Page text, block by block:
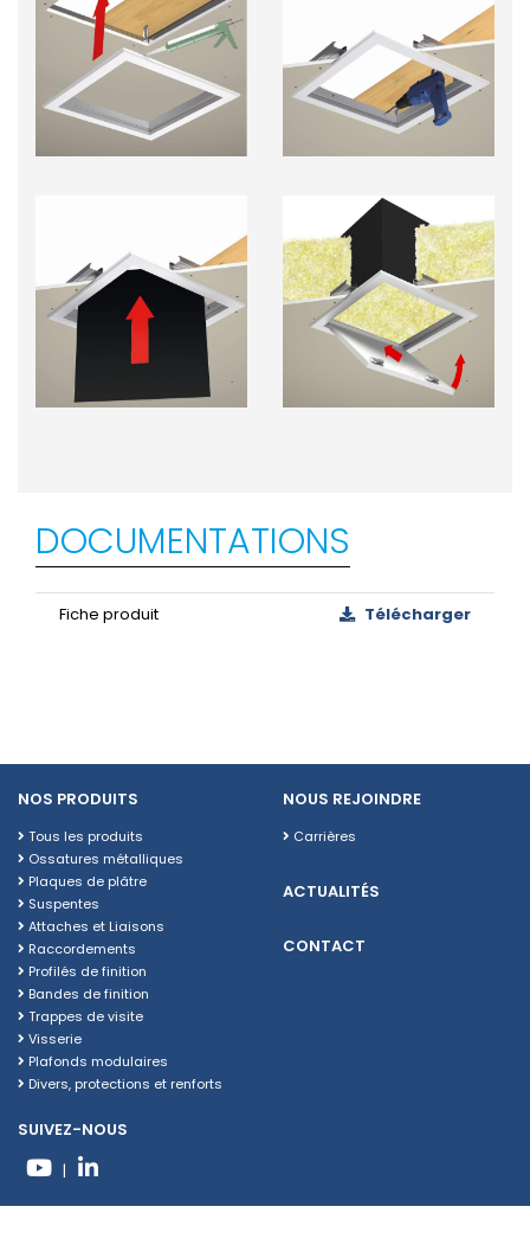
DOCUMENTATIONS
Fiche produit Télécharger
NOS PRODUITS
Tous les produits
Ossatures métalliques
Plaques de plâtre
Suspentes
Attaches et Liaisons
Raccordements
Profilés de finition
Bandes de finition
Trappes de visite
Visserie
Plafonds modulaires
Divers, protections et renforts
NOUS REJOINDRE
Carrières
ACTUALITÉS
CONTACT
SUIVEZ-NOUS
|